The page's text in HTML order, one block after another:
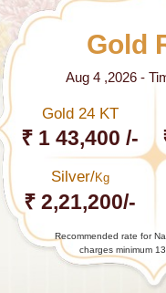
Gold
Aug 4 ,2026 -
Gold 24 KT
₹ 1 43,400 /-
Silver/Kg
₹ 2,21,200/-
Recommended rate for
charges minimum